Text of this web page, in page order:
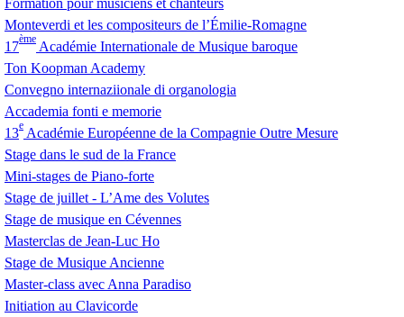
Formation pour musiciens et chanteurs
Monteverdi et les compositeurs de l’Émilie-Romagne
17
ème
Académie Internationale de Musique baroque
Ton Koopman Academy
Convegno internaziionale di organologia
Accademia fonti e memorie
13
e
Académie Européenne de la Compagnie Outre Mesure
Stage dans le sud de la France
Mini-stages de Piano-forte
Stage de juillet - L’Ame des Volutes
Stage de musique en Cévennes
Masterclas de Jean-Luc Ho
Stage de Musique Ancienne
Master-class avec Anna Paradiso
Initiation au Clavicorde